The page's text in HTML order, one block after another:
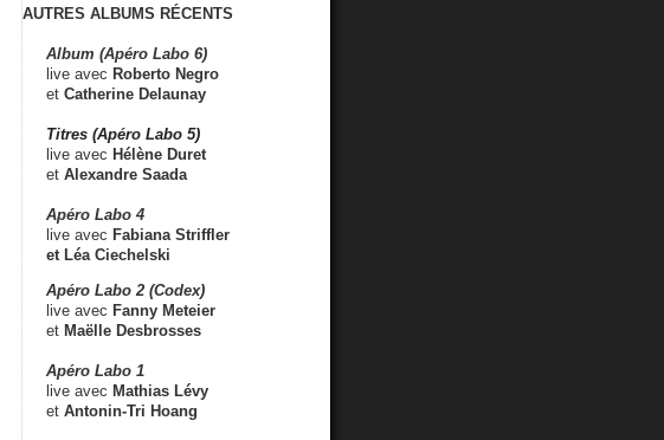
AUTRES ALBUMS RÉCENTS
Album (Apéro Labo 6)
live avec Roberto Negro
et Catherine Delaunay
Titres (Apéro Labo 5)
live avec Hélène Duret
et Alexandre Saada
Apéro Labo 4
live avec Fabiana Striffler
et Léa Ciechelski
Apéro Labo 2 (Codex)
live avec Fanny Meteier
et Maëlle Desbrosses
Apéro Labo 1
live avec Mathias Lévy
et Antonin-Tri Hoang